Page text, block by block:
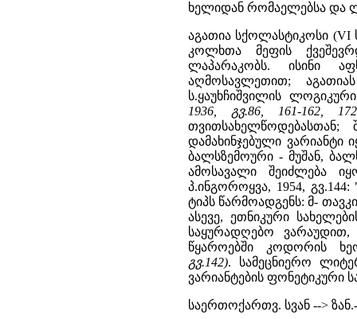
ხელიდან რომაელებსა და
აგათია სქოლასტიკოსი (VI
კოლხთა მეფის
ლაპარაკობს. ისინი
აღმოსავლეთით;
ს.ყაუხჩიშვილის
1936, გვ.86, 161-162,
დამახინჯებული ვარიანტი
ბალსზემოური - მუშან,
ამოსავალი შეიძლება
პ.ინგოროყვა, 1954,
ტიპს წარმოადგენს: მ-
ასევე, ეთნიკური
საყურადღებო ვარაუდით,
წყაროებში კოდორის
გვ.142). სამეცნიერო
ვარიანტების ფონეტიკური
საერთოქართვ. სვან -->